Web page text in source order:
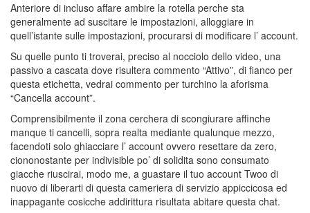
Anteriore di incluso affare ambire la rotella perche sta
generalmente ad suscitare le impostazioni, alloggiare in
quell’istante sulle impostazioni, procurarsi di modificare l’ account.
Su quelle punto ti troverai, preciso al nocciolo dello video, una
passivo a cascata dove risultera commento “Attivo”, di fianco per
questa etichetta, vedrai commento per turchino la aforisma
“Cancella account”.
Comprensibilmente il zona cerchera di scongiurare affinche
manque ti cancelli, sopra realta mediante qualunque mezzo,
facendoti solo ghiacciare l’ account ovvero resettare da zero,
ciononostante per indivisible po’ di solidita sono consumato
giacche riuscirai, modo me, a guastare il tuo account Twoo di
nuovo di liberarti di questa cameriera di servizio appiccicosa ed
inappagante cosicche addirittura risultata abitare questa chat.